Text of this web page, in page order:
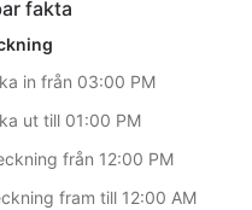
fakta
in från 03:00 PM
ut till 01:00 PM
från 12:00 PM
fram till 12:00 AM